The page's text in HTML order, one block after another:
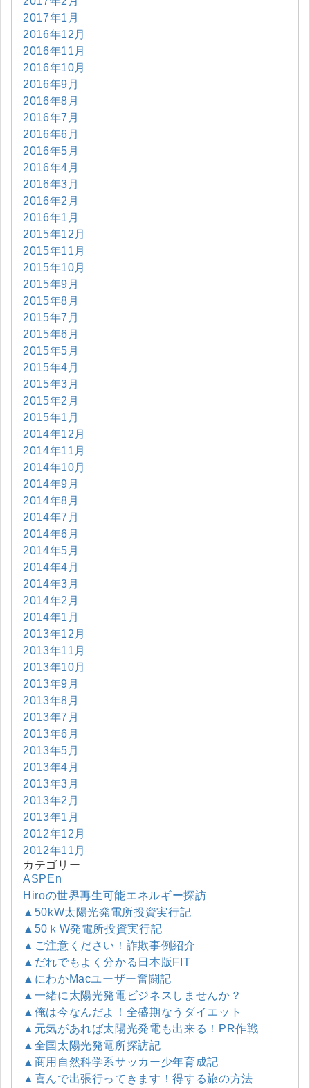
2017年1月
2016年12月
2016年11月
2016年10月
2016年9月
2016年8月
2016年7月
2016年6月
2016年5月
2016年4月
2016年3月
2016年2月
2016年1月
2015年12月
2015年11月
2015年10月
2015年9月
2015年8月
2015年7月
2015年6月
2015年5月
2015年4月
2015年3月
2015年2月
2015年1月
2014年12月
2014年11月
2014年10月
2014年9月
2014年8月
2014年7月
2014年6月
2014年5月
2014年4月
2014年3月
2014年2月
2014年1月
2013年12月
2013年11月
2013年10月
2013年9月
2013年8月
2013年7月
2013年6月
2013年5月
2013年4月
2013年3月
2013年2月
2013年1月
2012年12月
2012年11月
カテゴリー
ASPEn
Hiroの世界再生可能エネルギー探訪
▲50kW太陽光発電所投資実行記
▲50ｋW発電所投資実行記
▲ご注意ください！詐欺事例紹介
▲だれでもよく分かる日本版FIT
▲にわかMacユーザー奮闘記
▲一緒に太陽光発電ビジネスしませんか？
▲俺は今なんだよ！全盛期なうダイエット
▲元気があれば太陽光発電も出来る！PR作戦
▲全国太陽光発電所探訪記
▲商用自然科学系サッカー少年育成記
▲喜んで出張行ってきます！得する旅の方法